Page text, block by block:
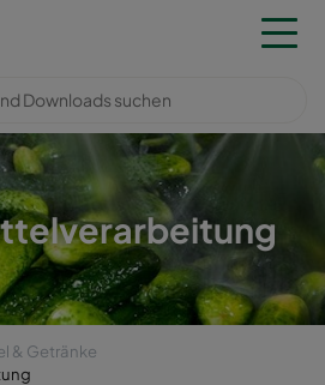
& Getränke